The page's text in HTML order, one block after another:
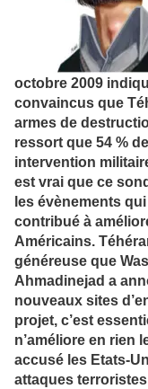
octobre 2009
convaincus que
armes de
ressort que 54 %
intervention
est vrai que ce
les évènements
contribué à
Américains.
généreuse que
Ahmadinejad a
nouveaux sites
projet, c’est
n’améliore en rien
accusé les Etats-
attaques